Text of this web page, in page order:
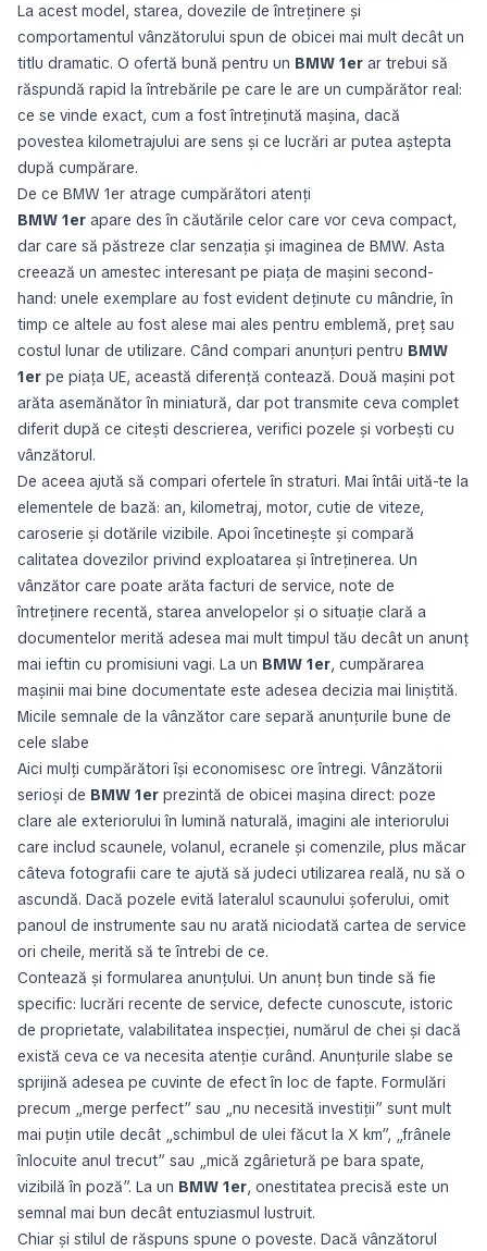
La acest model, starea, dovezile de întreținere și
comportamentul vânzătorului spun de obicei mai mult decât un
titlu dramatic. O ofertă bună pentru un BMW 1er ar trebui să
răspundă rapid la întrebările pe care le are un cumpărător real:
ce se vinde exact, cum a fost întreținută mașina, dacă
povestea kilometrajului are sens și ce lucrări ar putea aștepta
după cumpărare.
De ce BMW 1er atrage cumpărători atenți
BMW 1er apare des în căutările celor care vor ceva compact,
dar care să păstreze clar senzația și imaginea de BMW. Asta
creează un amestec interesant pe piața de mașini second-
hand: unele exemplare au fost evident deținute cu mândrie, în
timp ce altele au fost alese mai ales pentru emblemă, preț sau
costul lunar de utilizare. Când compari anunțuri pentru BMW
1er pe piața UE, această diferență contează. Două mașini pot
arăta asemănător în miniatură, dar pot transmite ceva complet
diferit după ce citești descrierea, verifici pozele și vorbești cu
vânzătorul.
De aceea ajută să compari ofertele în straturi. Mai întâi uită-te la
elementele de bază: an, kilometraj, motor, cutie de viteze,
caroserie și dotările vizibile. Apoi încetinește și compară
calitatea dovezilor privind exploatarea și întreținerea. Un
vânzător care poate arăta facturi de service, note de
întreținere recentă, starea anvelopelor și o situație clară a
documentelor merită adesea mai mult timpul tău decât un anunț
mai ieftin cu promisiuni vagi. La un BMW 1er, cumpărarea
mașinii mai bine documentate este adesea decizia mai liniștită.
Micile semnale de la vânzător care separă anunțurile bune de
cele slabe
Aici mulți cumpărători își economisesc ore întregi. Vânzătorii
serioși de BMW 1er prezintă de obicei mașina direct: poze
clare ale exteriorului în lumină naturală, imagini ale interiorului
care includ scaunele, volanul, ecranele și comenzile, plus măcar
câteva fotografii care te ajută să judeci utilizarea reală, nu să o
ascundă. Dacă pozele evită lateralul scaunului șoferului, omit
panoul de instrumente sau nu arată niciodată cartea de service
ori cheile, merită să te întrebi de ce.
Contează și formularea anunțului. Un anunț bun tinde să fie
specific: lucrări recente de service, defecte cunoscute, istoric
de proprietate, valabilitatea inspecției, numărul de chei și dacă
există ceva ce va necesita atenție curând. Anunțurile slabe se
sprijină adesea pe cuvinte de efect în loc de fapte. Formulări
precum „merge perfect” sau „nu necesită investiții” sunt mult
mai puțin utile decât „schimbul de ulei făcut la X km”, „frânele
înlocuite anul trecut” sau „mică zgârietură pe bara spate,
vizibilă în poză”. La un BMW 1er, onestitatea precisă este un
semnal mai bun decât entuziasmul lustruit.
Chiar și stilul de răspuns spune o poveste. Dacă vânzătorul